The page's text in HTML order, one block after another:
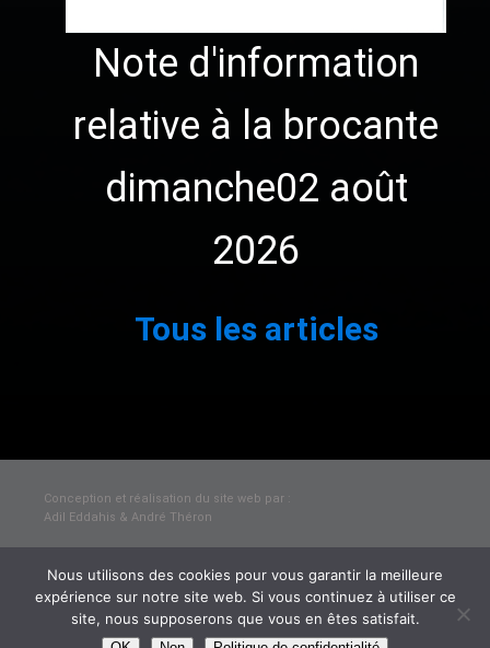
Note d'information
relative à la brocante
dimanche02 août
2026
Tous les articles
Conception et réalisation du site web par :
Adil Eddahis & André Théron
© Mairie de Graçay
Mentions légales et politique de confidentialité
Nous utilisons des cookies pour vous garantir la meilleure
expérience sur notre site web. Si vous continuez à utiliser ce
site, nous supposerons que vous en êtes satisfait.